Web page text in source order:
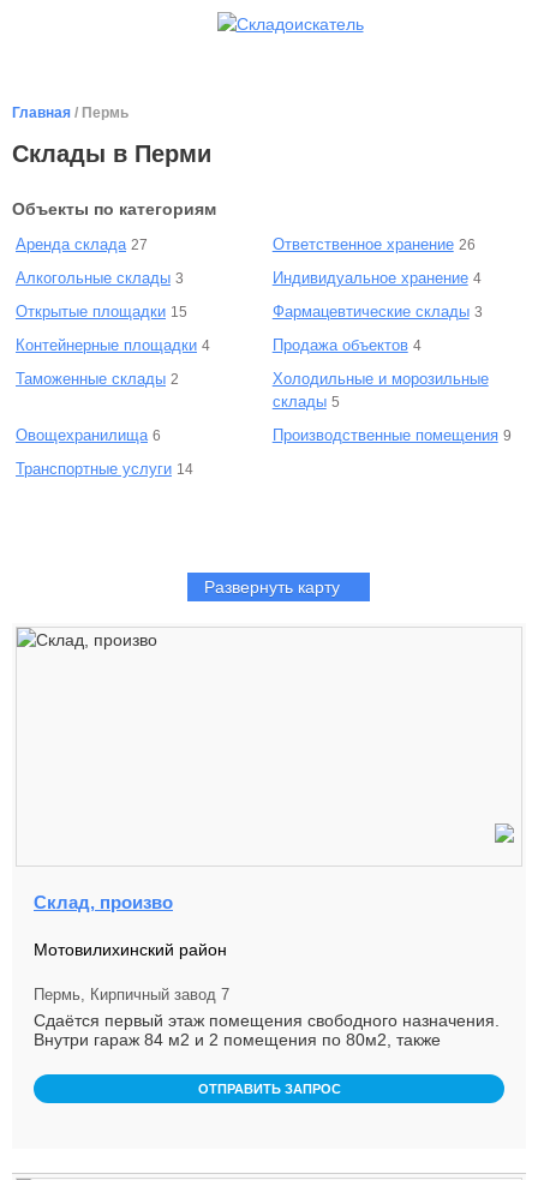
Главная / Пермь
Склады в Перми
Объекты по категориям
Аренда склада 27 Ответственное хранение 26
Алкогольные склады 3 Индивидуальное хранение 4
Открытые площадки 15 Фармацевтические склады 3
Контейнерные площадки 4 Продажа объектов 4
Таможенные склады 2
Холодильные и морозильные
склады 5
Овощехранилища 6 Производственные помещения 9
Транспортные услуги 14
Развернуть карту
Склад, произво
Мотовилихинский район
Пермь, Кирпичный завод 7
Сдаётся первый этаж помещения свободного назначения.
Внутри гараж 84 м2 и 2 помещения по 80м2, также
ОТПРАВИТЬ ЗАПРОС